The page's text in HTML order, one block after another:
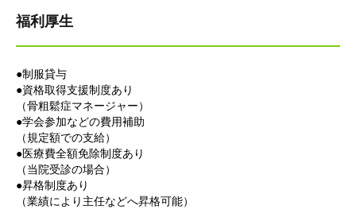
福利厚生
●制服貸与
●資格取得支援制度あり
（骨粗鬆症マネージャー）
●学会参加などの費用補助
（規定額での支給）
●医療費全額免除制度あり
（当院受診の場合）
●昇格制度あり
（業績により主任などへ昇格可能）